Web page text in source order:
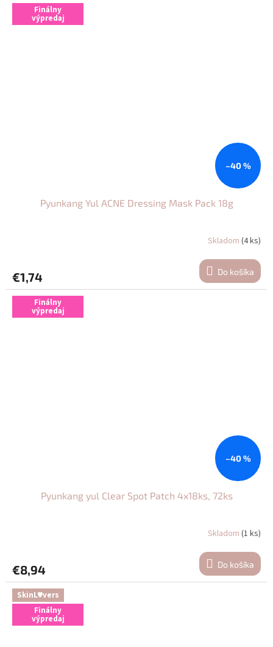
Finálny
výpredaj
–40 %
Pyunkang Yul ACNE Dressing Mask Pack 18g
Skladom (4 ks)
€1,74 Do košíka
Finálny
výpredaj
–40 %
Pyunkang yul Clear Spot Patch 4x18ks, 72ks
Skladom (1 ks)
€8,94 Do košíka
SkinL♥vers
Finálny
výpredaj